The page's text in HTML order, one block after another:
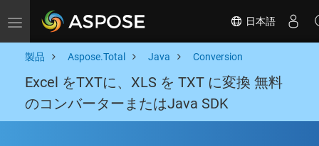
Toggle navigation 日本語
製品 Aspose.Total Java Conversion
Excel をTXTに、XLS を TXT に変換 無料
のコンバーターまたはJava SDK